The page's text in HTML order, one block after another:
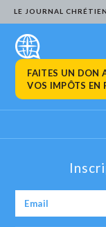
LE JOURNAL CHRÉTIEN
FAITES UN DON
VOS IMPÔTS EN